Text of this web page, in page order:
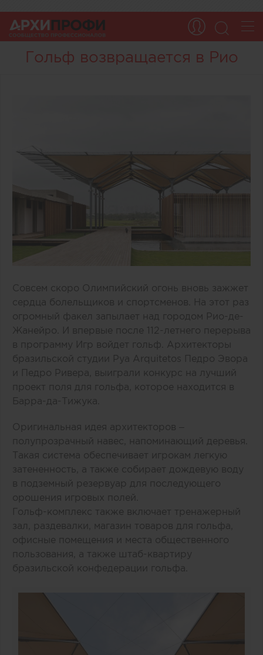
Гольф возвращается в Рио
Совсем скоро Олимпийский огонь вновь зажжет
сердца болельщиков и спортсменов. На этот раз
огромный факел запылает над городом Рио-де-
Жанейро. И впервые после 112-летнего перерыва
в программу Игр войдет гольф. Архитекторы
бразильской студии Руа Arquitetos Педро Эвора
и Педро Ривера, выиграли конкурс на лучший
проект поля для гольфа, которое находится в
Барра-да-Тижука.
Оригинальная идея архитекторов –
полупрозрачный навес, напоминающий деревья.
Такая система обеспечивает игрокам легкую
затененность, а также собирает дождевую воду
в подземный резервуар для последующего
орошения игровых полей.
Гольф-комплекс также включает тренажерный
зал, раздевалки, магазин товаров для гольфа,
офисные помещения и места общественного
пользования, а также штаб-квартиру
бразильской конфедерации гольфа.